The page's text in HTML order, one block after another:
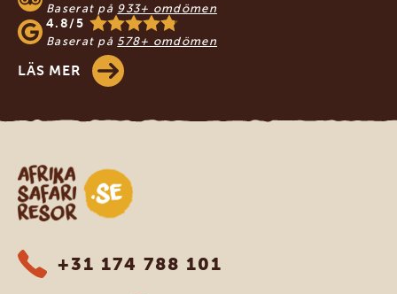
Baserat på 933+ omdömen
4.8/5
Baserat på 578+ omdömen
LÄS MER
Safari-resor i Afrika
+31 174 788 101